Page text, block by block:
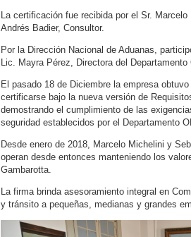
La certificación fue recibida por el Sr.
Andrés Badier, Consultor.
Por la Dirección Nacional de Aduanas,
Lic. Mayra Pérez, Directora del
El pasado 18 de Diciembre la empresa
certificarse bajo la nueva versión de
demostrando el cumplimiento de las
seguridad establecidos por el Departamento
Desde enero de 2018, Marcelo Michelini y
operan desde entonces manteniendo los
Gambarotta.
La firma brinda asesoramiento integral en
y tránsito a pequeñas, medianas y grandes